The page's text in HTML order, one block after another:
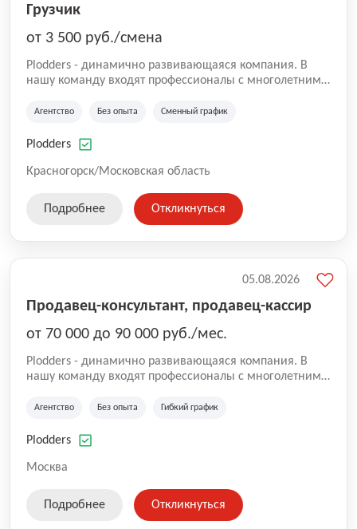
Грузчик
от 3 500 руб./смена
Plodders - динамично развивающаяся компания. В
нашу команду входят профессионалы с многолетним
на рынке аутсорсинга, а накопленный опыт позволяют
оказываемых услуг.
Агентство Без опыта Сменный график
Plodders
Красногорск/Московская область
Подробнее Откликнуться
Продавец-консультант, продавец-кассир
от 70 000 до 90 000 руб./мес.
Plodders - динамично развивающаяся компания. В
нашу команду входят профессионалы с многолетним
на рынке аутсорсинга, а накопленный опыт позволяют
оказываемых услуг.
Агентство Без опыта Гибкий график
Plodders
Москва
05.08.2026
Подробнее Откликнуться